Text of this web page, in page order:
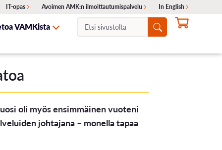
IT-opas Avoimen AMK:n ilmoittautumispalvelu In English
Ajankohtaiset haut
Erillishaku
VAMKista
oli myös ensimmäinen vuoteni
johtajana – monella tapaa